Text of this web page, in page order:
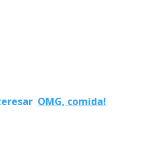
OMG, comida!